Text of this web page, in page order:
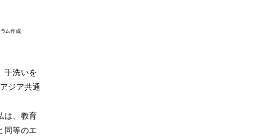
手洗いを
ジア共通
は、教育
同等のエ